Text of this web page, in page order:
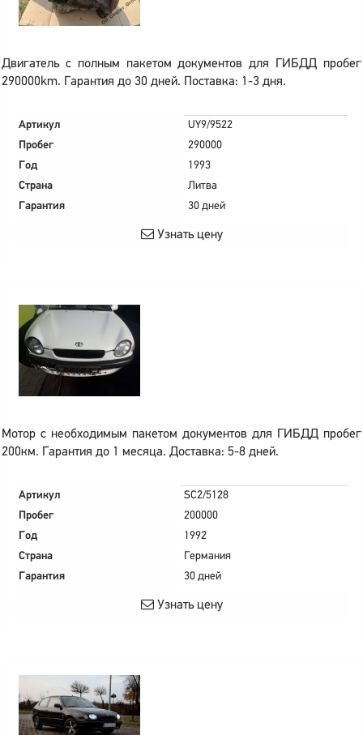
Двигатель с полным пакетом документов для ГИБДД пробег
290000km. Гарантия до 30 дней. Поставка: 1-3 дня.
Артикул
UY9/9522
Пробег
290000
Год
1993
Страна
Литва
Гарантия
30 дней
Узнать цену
Мотор с необходимым пакетом документов для ГИБДД пробег
200км. Гарантия до 1 месяца. Доставка: 5-8 дней.
Артикул
SC2/5128
Пробег
200000
Год
1992
Страна
Германия
Гарантия
30 дней
Узнать цену